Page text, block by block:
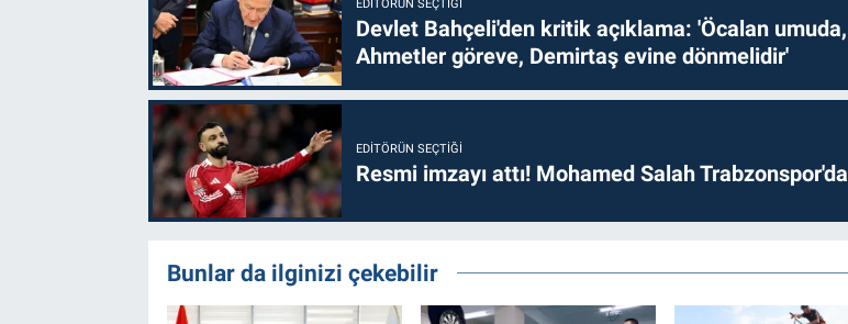
EDITÖRÜN SEÇTIĞI
Devlet Bahçeli'den kritik açıklama: 'Öcalan umuda,
Ahmetler göreve, Demirtaş evine dönmelidir'
EDITÖRÜN SEÇTIĞI
Resmi imzayı attı! Mohamed Salah Trabzonspor'da
Bunlar da ilginizi çekebilir